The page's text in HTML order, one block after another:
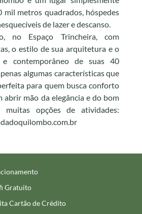
mil metros quadrados, hóspedes
de lazer e descanso.
no Espaço Trincheira, com
o estilo de sua arquitetura e o
contemporâneo de suas 40
algumas características que
para quem busca conforto
abrir mão da elegância e do bom
muitas opções de atividades:
Gratuito
Cartão de Crédito